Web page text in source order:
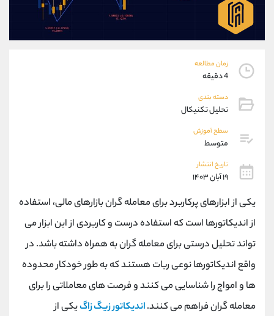
زمان مطالعه
4 دقیقه
دسته بندی
تحلیل تکنیکال
سطح آموزش
متوسط
تاریخ انتشار
۱۹ آبان ۱۴۰۳
یکی از ابزارهای پرکاربرد برای معامله گران بازارهای مالی، استفاده
از اندیکاتورها است که استفاده درست و کاربردی از این ابزار می
تواند تحلیل درستی برای معامله گران به همراه داشته باشد. در
واقع اندیکاتورها نوعی ربات هستند که به طور خودکار محدوده
ها و امواج را شناسایی می کنند و فرصت های معاملاتی را برای
معامله گران فراهم می کنند.اندیکاتور زیگ زاگیکی از
09304891085
واتساپ شروع گفتگو
تلگرام @Armteam_admin_103
پشتیبان فروش
موبایل
اطلاعات تماس
تلفن 021-22021030
021-22021040
بدون پیش شماره
اینستاگرام @alireza.mehrabii
کانال تلگرام @alirezamehrabi_com
@alirezamehrabi_official